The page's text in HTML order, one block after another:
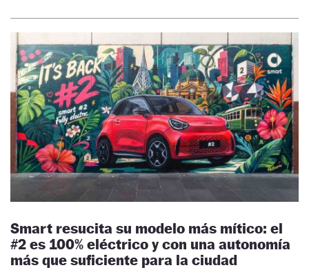
Smart resucita su modelo más mítico: el
#2 es 100% eléctrico y con una autonomía
más que suficiente para la ciudad